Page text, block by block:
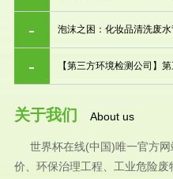
泡沫之困：化妆品清洗废
【第三方环境检测公司】
关于我们 About us
世界杯在线(中国)唯一官方网
价、环保治理工程、工业危险